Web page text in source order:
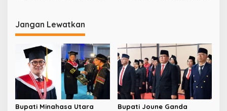
Tiket Pesawat
Jangan Lewatkan
Bupati Minahasa Utara
Bupati Joune Ganda